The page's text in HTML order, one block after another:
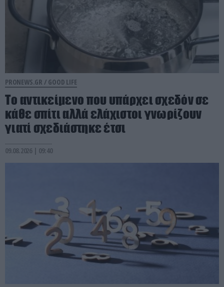
PRONEWS.GR / GOOD LIFE
Το αντικείμενο που υπάρχει σχεδόν σε
κάθε σπίτι αλλά ελάχιστοι γνωρίζουν
γιατί σχεδιάστηκε έτσι
09.08.2026 | 09:40